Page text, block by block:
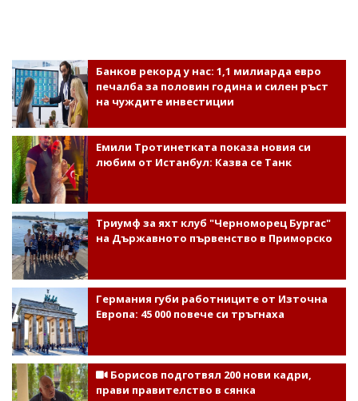
Банков рекорд у нас: 1,1 милиарда евро
печалба за половин година и силен ръст
на чуждите инвестиции
Емили Тротинетката показа новия си
любим от Истанбул: Казва се Танк
Триумф за яхт клуб "Черноморец Бургас"
на Държавното първенство в Приморско
Германия губи работниците от Източна
Европа: 45 000 повече си тръгнаха
Борисов подготвял 200 нови кадри,
прави правителство в сянка